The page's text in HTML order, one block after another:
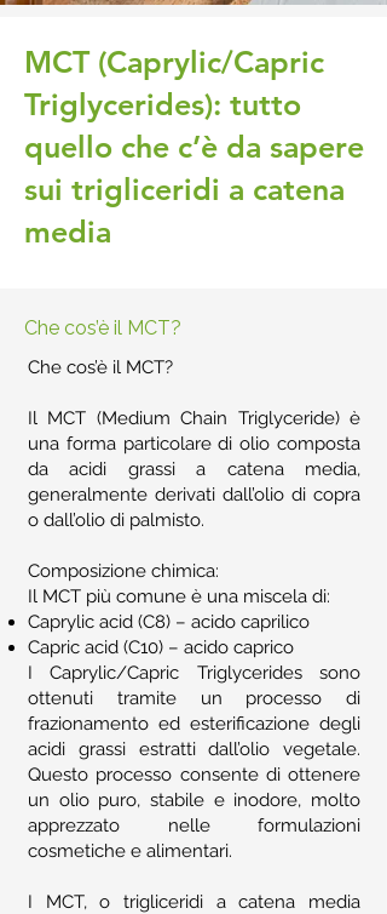
MCT (Caprylic/Capric
Triglycerides): tutto
quello che c’è da sapere
sui trigliceridi a catena
media
Che cos’è il MCT?
Che cos’è il MCT?
Il MCT (Medium Chain Triglyceride) è
una forma particolare di olio composta
da acidi grassi a catena media,
generalmente derivati dall’olio di copra
o dall’olio di palmisto.
Composizione chimica:
Il MCT più comune è una miscela di:
Caprylic acid (C8) – acido caprilico
Capric acid (C10) – acido caprico
I Caprylic/Capric Triglycerides sono
ottenuti tramite un processo di
frazionamento ed esterificazione degli
acidi grassi estratti dall’olio vegetale.
Questo processo consente di ottenere
un olio puro, stabile e inodore, molto
apprezzato nelle formulazioni
cosmetiche e alimentari.
I MCT, o trigliceridi a catena media